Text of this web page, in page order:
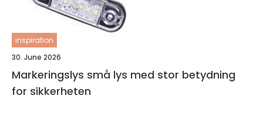
inspiration
30. June 2026
Markeringslys små lys med stor betydning
for sikkerheten